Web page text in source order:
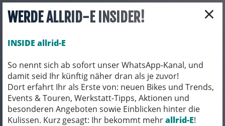
×
WERDE ALLRID-E INSIDER!
INSIDE allrid-E
So nennt sich ab sofort unser WhatsApp-Kanal, und
damit seid Ihr künftig näher dran als je zuvor!
Dort erfahrt Ihr als Erste von: neuen Bikes und Trends,
Events & Touren, Werkstatt-Tipps, Aktionen und
besonderen Angeboten sowie Einblicken hinter die
Kulissen. Kurz gesagt: Ihr bekommt mehrallrid-E!
Toggle navigation
FAHRRADZUBEHÖR KINDERSITZE